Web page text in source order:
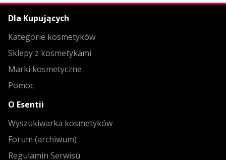
Dla Kupujących
Kategorie kosmetyków
Sklepy z kosmetykami
Marki kosmetyczne
Pomoc
O Esentii
Wyszukiwarka kosmetyków
Forum (archiwum)
Regulamin Serwisu